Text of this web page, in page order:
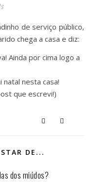
chega a casa e diz:
Ainda por cima logo a
natal nesta casa!
que escrevi!)
DE...
dos miúdos?